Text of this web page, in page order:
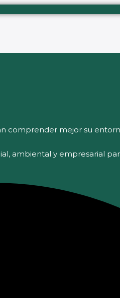
comprender mejor su
ambiental y empresarial